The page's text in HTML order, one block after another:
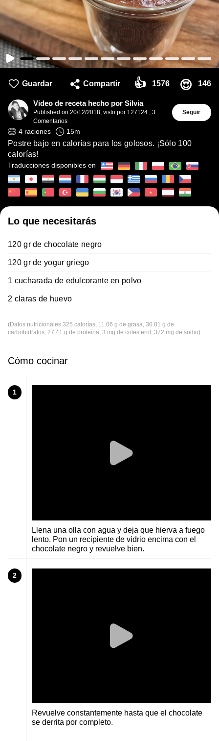
Guardar Compartir 👍 1576 😍 146
Video de receta hecho por Silvia
Published on 20/12/2018, visto por 127124 , 3
Comentarios
Seguir
4 raciones 15m
Postre bajo en calorías para los golosos. ¡Sólo 100
calorías!
Traducciones disponibles en
Lo que necesitarás
120 gr de chocolate negro
120 gr de yogur griego
1 cucharada de edulcorante en polvo
2 claras de huevo
(Datos nutricionales 325 calorías, 11.06 g de grasa, 30.01 g de
carbohidratos, 27.41 g de proteína, 3 mg de colesterol, 372 mg de sodio)
Cómo cocinar
1
Llena una olla con agua y deja que hierva a fuego
lento. Pon un recipiente de vidrio encima con el
chocolate negro y revuelve bien.
2
Revuelve constantemente hasta que el chocolate
se derrita por completo.